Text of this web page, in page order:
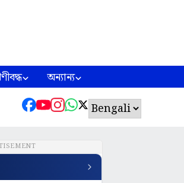
অন্যান্য